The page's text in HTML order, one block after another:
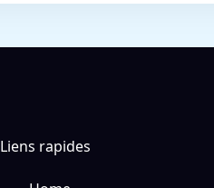
Liens rapides